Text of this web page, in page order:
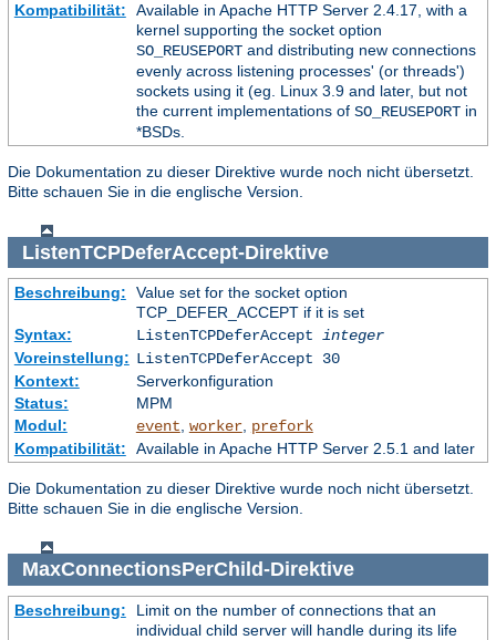
Kompatibilität:
Available in Apache HTTP Server 2.4.17, with a
kernel supporting the socket option
SO_REUSEPORTand distributing new connections
evenly across listening processes' (or threads')
sockets using it (eg. Linux 3.9 and later, but not
the current implementations of SO_REUSEPORTin
*BSDs.
Die Dokumentation zu dieser Direktive wurde noch nicht übersetzt.
Bitte schauen Sie in die englische Version.
ListenTCPDeferAccept-Direktive
Beschreibung:
Value set for the socket option
TCP_DEFER_ACCEPT if it is set
Syntax:
ListenTCPDeferAccept integer
Voreinstellung: ListenTCPDeferAccept 30
Kontext:
Serverkonfiguration
Status:
MPM
Modul:
event, worker, prefork
Kompatibilität:
Available in Apache HTTP Server 2.5.1 and later
Die Dokumentation zu dieser Direktive wurde noch nicht übersetzt.
Bitte schauen Sie in die englische Version.
MaxConnectionsPerChild-Direktive
Beschreibung:
Limit on the number of connections that an
individual child server will handle during its life